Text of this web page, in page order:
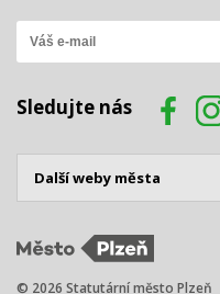
Sledujte nás
© 2026 Statutární město Plzeň